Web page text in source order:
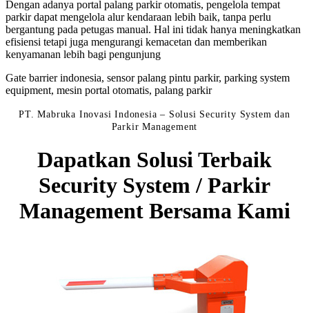
Dengan adanya portal palang parkir otomatis, pengelola tempat
parkir dapat mengelola alur kendaraan lebih baik, tanpa perlu
bergantung pada petugas manual. Hal ini tidak hanya meningkatkan
efisiensi tetapi juga mengurangi kemacetan dan memberikan
kenyamanan lebih bagi pengunjung
Gate barrier indonesia, sensor palang pintu parkir, parking system
equipment, mesin portal otomatis, palang parkir
PT. Mabruka Inovasi Indonesia – Solusi Security System dan
Parkir Management
Dapatkan Solusi Terbaik
Security System / Parkir
Management Bersama Kami